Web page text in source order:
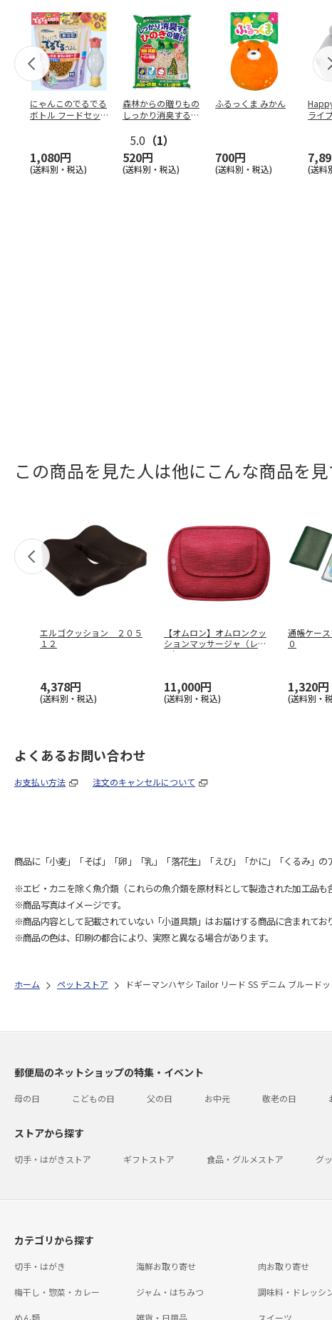
にゃんこのでるでる
ボトル フードセッ
1,080円
(送料別・税込)
森林からの贈りもの
しっかり消臭するひ
5.0 （1）
520円
(送料別・税込)
ふるっくま みかん
700円
(送料別・税込)
ライ
(送料
この商品を見た人は他にこんな商品を見
エルゴクッション ２０５
１２
4,378円
(送料別・税込)
【オムロン】オムロンクッ
ションマッサージャ（レッ
ド） ＨＭ
11,000円
(送料別・税込)
通帳ケー
０
1,320円
(送料別・
よくあるお問い合わせ
お支払い方法 注文のキャンセルについて
商品に「小麦」「そば」「卵」「乳」「落花生」「えび」「かに」「くるみ」の
※エビ・カニを除く魚介類（これらの魚介類を原材料として製造された加工品
※商品写真はイメージです。
※商品内容として記載されていない「小道具類」はお届けする商品に含まれてお
※商品の色は、印刷の都合により、実際と異なる場合があります。
ホーム ペットストア ドギーマンハヤシ Tailor リード SS デニム ブルードッ
郵便局のネットショップの特集・イベント
母の日 こどもの日 父の日 お中元 敬老の日
ストアから探す
切手・はがきストア ギフトストア 食品・グルメストア グ
カテゴリから探す
切手・はがき 海鮮お取り寄せ 肉お取り寄せ
梅干し・惣菜・カレー ジャム・はちみつ 調味料・ドレッシ
めん類 雑貨・日用品 スイーツ